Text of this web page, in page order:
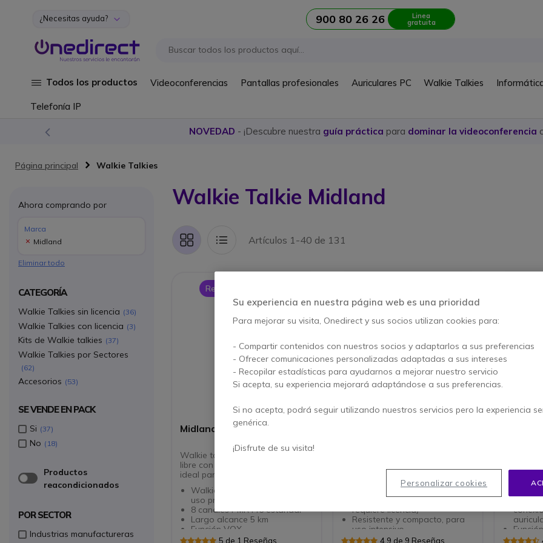
Ir al contenido
¿Necesitas ayuda? 900 80 26 26 Linea
gratuita
Todos los productos Videoconferencias Pantallas profesionales Auriculares PC Walkie Talkies
Telefonía IP
NOVEDAD - ¡Descubre nuestra guía práctica para dominar la videoconferencia
Página principal Walkie Talkies
Walkie Talkie Midland
Parrilla Lista Artículos 1-40 de 131
Recomendaciones Onedirect
Midland G11 PRO
Walkie talkie Midland de uso
libre con carcasa de aluminio -
ideal para uso profesional
Walkie talkie sin licencias para
uso profesional
8 canales PMR446 estándar
Largo alcance 5 km
Función VOX
Resistente con chasis de
5 de 1 Reseñas
Walkie talkie PMR446 para
uso libre, hasta 10 km (no
requiere licencia)
Resistente y compacto, para
uso intensivo
32 canales (16 +
4.9 de 9 Reseñas
Walkie
446:
Botón
8
Ahora comprando por
Marca
Midland
Eliminar todo
CATEGORÍA
Walkie Talkies sin licencia 36
Walkie Talkies con licencia 3
Kits de Walkie talkies 37
Walkie Talkies por Sectores
62
Accesorios 53
SE VENDE EN PACK
Si 37
No 18
Productos
reacondicionados
POR SECTOR
Industrias manufactureras
Su experiencia en nuestra página web es una prioridad
Para mejorar su visita, Onedirect y sus socios utilizan cookies para:
- Compartir contenidos con nuestros socios y adaptarlos a sus preferencias
- Ofrecer comunicaciones personalizadas adaptadas a sus intereses
- Recopilar estadísticas para ayudarnos a mejorar nuestro servicio
Si acepta, su experiencia mejorará adaptándose a sus preferencias.
Si no acepta, podrá seguir utilizando nuestros servicios pero la experiencia
genérica.
¡Disfrute de su visita!
Personalizar cookies